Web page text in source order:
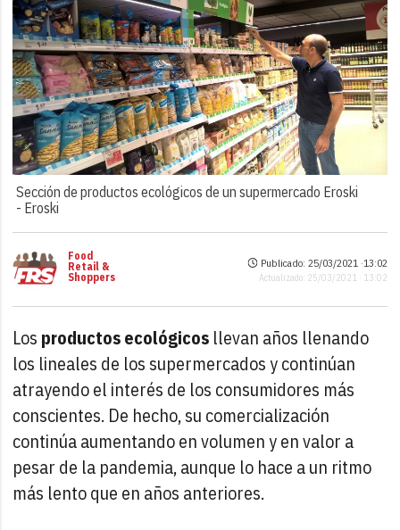
Sección de productos ecológicos de un supermercado Eroski
- Eroski
Food
Retail &
Shoppers
Publicado: 25/03/2021 ·13:02
Actualizado: 25/03/2021 · 13:02
Los productos ecológicos llevan años llenando
los lineales de los supermercados y continúan
atrayendo el interés de los consumidores más
conscientes. De hecho, su comercialización
continúa aumentando en volumen y en valor a
pesar de la pandemia, aunque lo hace a un ritmo
más lento que en años anteriores.